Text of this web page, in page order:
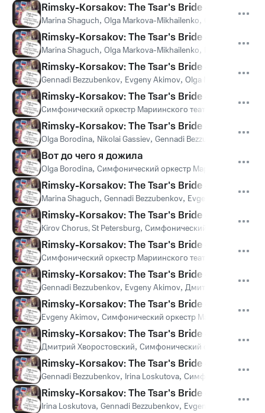
Rimsky-Korsakov: The Tsar's Bride - original
Marina Shaguch, Olga Markova-Mikhailenko,
Rimsky-Korsakov: The Tsar's Bride - original
Marina Shaguch, Olga Markova-Mikhailenko,
Rimsky-Korsakov: The Tsar's Bride - original
Gennadi Bezzubenkov, Evgeny Akimov, Olga Markova-
Rimsky-Korsakov: The Tsar's Bride - original
Симфонический оркестр Мариинского театра
Rimsky-Korsakov: The Tsar's Bride - original
Olga Borodina, Nikolai Gassiev, Gennadi Bezzubenkov
Вот до чего я дожила
Olga Borodina, Симфонический оркестр Мариинского
Rimsky-Korsakov: The Tsar's Bride - original
Marina Shaguch, Gennadi Bezzubenkov, Evgeny Akimov
Rimsky-Korsakov: The Tsar's Bride - original
Kirov Chorus, St Petersburg, Симфонический оркестр
Rimsky-Korsakov: The Tsar's Bride - original
Симфонический оркестр Мариинского театра
Rimsky-Korsakov: The Tsar's Bride - original
Gennadi Bezzubenkov, Evgeny Akimov, Дмитрий
Rimsky-Korsakov: The Tsar's Bride - original
Evgeny Akimov, Симфонический оркестр Мариинского
Rimsky-Korsakov: The Tsar's Bride - original
Дмитрий Хворостовский, Симфонический оркестр
Rimsky-Korsakov: The Tsar's Bride - original
Gennadi Bezzubenkov, Irina Loskutova, Симфонический
Rimsky-Korsakov: The Tsar's Bride - original
Irina Loskutova, Gennadi Bezzubenkov, Evgeny Akimov